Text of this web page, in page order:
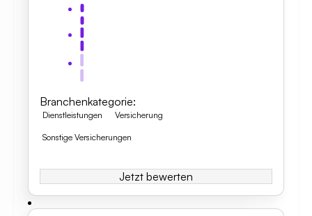
Branchenkategorie:
Dienstleistungen Versicherung
Sonstige Versicherungen
Jetzt bewerten